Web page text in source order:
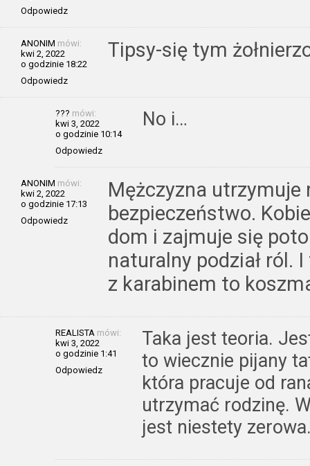
Odpowiedz
ANONIM mówi:
kwi 2, 2022
o godzinie 18:22
Odpowiedz
Tipsy-się tym
??? mówi:
kwi 3, 2022
o godzinie 10:14
Odpowiedz
No i…
ANONIM mówi:
kwi 2, 2022
o godzinie 17:13
Odpowiedz
Mężczyzna utrzymuje
bezpieczeństwo.
dom i zajmuje się
naturalny podział ról.
z karabinem to
REALISTA mówi:
kwi 3, 2022
o godzinie 1:41
Odpowiedz
Taka jest teoria.
to wiecznie pijany
która pracuje od
utrzymać rodzinę.
jest niestety